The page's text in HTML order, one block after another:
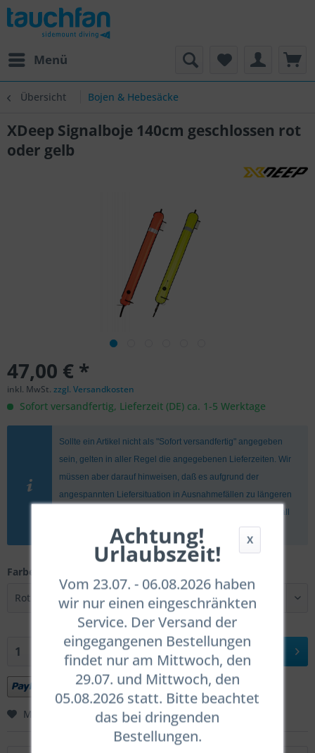
Menü
Übersicht Bojen & Hebesäcke
XDeep Signalboje 140cm geschlossen rot
oder gelb
47,00 € *
inkl. MwSt. zzgl. Versandkosten
Sofort versandfertig, Lieferzeit (DE) ca. 1-5 Werktage
Sollte ein Artikel nicht als "Sofort versandfertig" angegeben
sein, gelten in aller Regel die angegebenen Lieferzeiten. Wir
müssen aber darauf hinweisen, daß es aufgrund der
angespannten Liefersituation in Ausnahmefällen zu längeren
Wartezeiten kommen kann. Wir informieren Euch in dem Fall
Farbe:
In den Warenkorb
Merken Bewerten
X
Achtung!
Urlaubszeit!
Vom 23.07. - 06.08.2026 haben
wir nur einen eingeschränkten
Service. Der Versand der
eingegangenen Bestellungen
findet nur am Mittwoch, den
29.07. und Mittwoch, den
05.08.2026 statt. Bitte beachtet
das bei dringenden
Bestellungen.